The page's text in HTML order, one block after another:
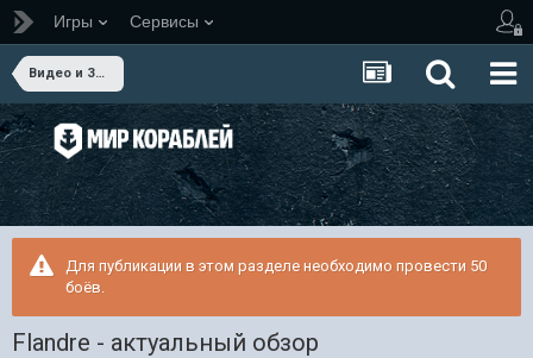
Игры Сервисы
Видео и Звук
Для публикации в этом разделе необходимо провести 50
боёв.
Flandre - актуальный обзор